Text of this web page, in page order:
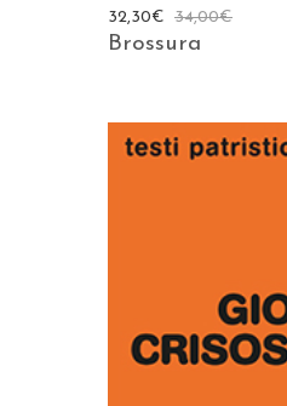
34,00€
32,30€
Brossura
AGGIUNGI AL